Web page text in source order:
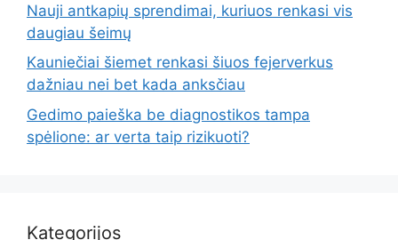
Nauji antkapių sprendimai, kuriuos renkasi vis
daugiau šeimų
Kauniečiai šiemet renkasi šiuos fejerverkus
dažniau nei bet kada anksčiau
Gedimo paieška be diagnostikos tampa
spėlione: ar verta taip rizikuoti?
Kategorijos